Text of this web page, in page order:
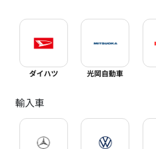
ダイハツ 光岡自動車
輸入車